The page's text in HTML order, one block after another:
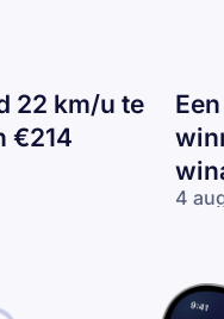
22 km/u te
€214
4
van